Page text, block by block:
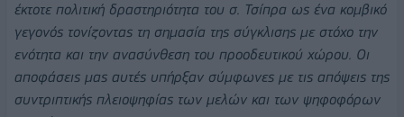
έκτοτε πολιτική δραστηριότητα του σ. Τσίπρα ως ένα κομβικό
γεγονός τονίζοντας τη σημασία της σύγκλισης με στόχο την
ενότητα και την ανασύνθεση του προοδευτικού χώρου. Οι
αποφάσεις μας αυτές υπήρξαν σύμφωνες με τις απόψεις της
συντριπτικής πλειοψηφίας των μελών και των ψηφοφόρων